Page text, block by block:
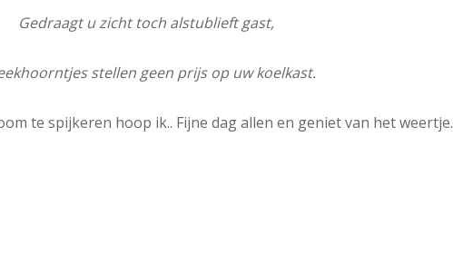
Gedraagt u zicht toch alstublieft gast,
stellen geen prijs op uw koelkast.
te spijkeren hoop ik.. Fijne dag allen en geniet van het weertje.